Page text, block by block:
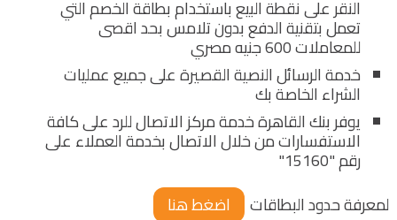
النقر على نقطة البيع باستخدام بطاقة الخصم التي
تعمل بتقنية الدفع بدون تلامس بحد اقصى
للمعاملات 600 جنيه مصري
خدمة الرسائل النصية القصيرة على جميع عمليات
الشراء الخاصة بك
يوفر بنك القاهرة خدمة مركز الاتصال للرد على كافة
الاستفسارات من خلال الاتصال بخدمة العملاء على
رقم "15160"
لمعرفة حدود البطاقات
اضغط هنا